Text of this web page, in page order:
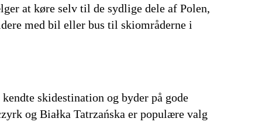
at køre selv til de sydlige dele af Polen,
med bil eller bus til skiområderne i
skidestination og byder på gode
og Białka Tatrzańska er populære valg